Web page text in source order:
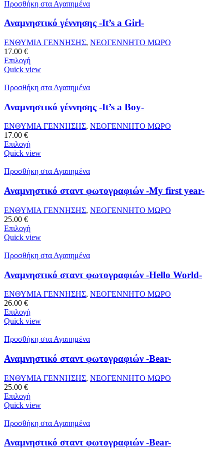
Προσθήκη στα Αγαπημένα
Αναμνηστικό γέννησης -It’s a Girl-
ΕΝΘΥΜΙΑ ΓΕΝΝΗΣΗΣ, ΝΕΟΓΕΝΝΗΤΟ ΜΩΡΟ
17.00 €
Επιλογή
Quick view
Προσθήκη στα Αγαπημένα
Αναμνηστικό γέννησης -It’s a Boy-
ΕΝΘΥΜΙΑ ΓΕΝΝΗΣΗΣ, ΝΕΟΓΕΝΝΗΤΟ ΜΩΡΟ
17.00 €
Επιλογή
Quick view
Προσθήκη στα Αγαπημένα
Αναμνηστικό σταντ φωτογραφιών -My first year-
ΕΝΘΥΜΙΑ ΓΕΝΝΗΣΗΣ, ΝΕΟΓΕΝΝΗΤΟ ΜΩΡΟ
25.00 €
Επιλογή
Quick view
Προσθήκη στα Αγαπημένα
Αναμνηστικό σταντ φωτογραφιών -Hello World-
ΕΝΘΥΜΙΑ ΓΕΝΝΗΣΗΣ, ΝΕΟΓΕΝΝΗΤΟ ΜΩΡΟ
26.00 €
Επιλογή
Quick view
Προσθήκη στα Αγαπημένα
Αναμνηστικό σταντ φωτογραφιών -Bear-
ΕΝΘΥΜΙΑ ΓΕΝΝΗΣΗΣ, ΝΕΟΓΕΝΝΗΤΟ ΜΩΡΟ
25.00 €
Επιλογή
Quick view
Προσθήκη στα Αγαπημένα
Αναμνηστικό σταντ φωτογραφιών -Bear-